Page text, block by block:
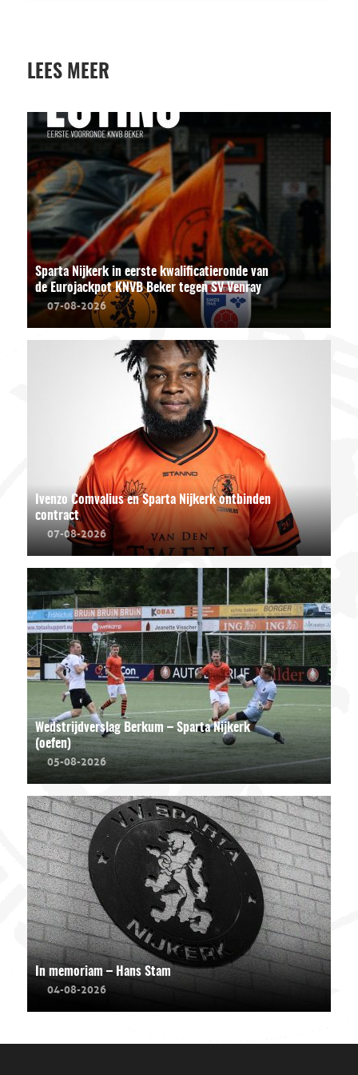
LEES MEER
Sparta Nijkerk in eerste kwalificatieronde van
de Eurojackpot KNVB Beker tegen SV Venray
07-08-2026
Ivenzo Comvalius en Sparta Nijkerk ontbinden
contract
07-08-2026
Wedstrijdverslag Berkum – Sparta Nijkerk
(oefen)
05-08-2026
In memoriam – Hans Stam
04-08-2026